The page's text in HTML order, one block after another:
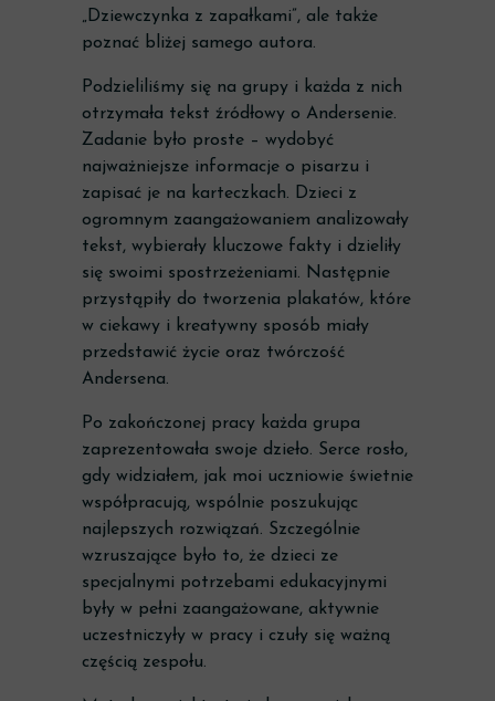
„Dziewczynka z zapałkami”, ale także
poznać bliżej samego autora.
Podzieliliśmy się na grupy i każda z nich
otrzymała tekst źródłowy o Andersenie.
Zadanie było proste – wydobyć
najważniejsze informacje o pisarzu i
zapisać je na karteczkach. Dzieci z
ogromnym zaangażowaniem analizowały
tekst, wybierały kluczowe fakty i dzieliły
się swoimi spostrzeżeniami. Następnie
przystąpiły do tworzenia plakatów, które
w ciekawy i kreatywny sposób miały
przedstawić życie oraz twórczość
Andersena.
Po zakończonej pracy każda grupa
zaprezentowała swoje dzieło. Serce rosło,
gdy widziałem, jak moi uczniowie świetnie
współpracują, wspólnie poszukując
najlepszych rozwiązań. Szczególnie
wzruszające było to, że dzieci ze
specjalnymi potrzebami edukacyjnymi
były w pełni zaangażowane, aktywnie
uczestniczyły w pracy i czuły się ważną
częścią zespołu.